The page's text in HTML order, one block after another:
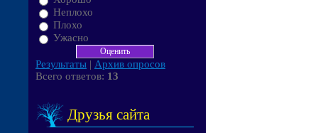
Неплохо
Плохо
Ужасно
Результаты | Архив опросов
Всего ответов: 13
Друзья сайта